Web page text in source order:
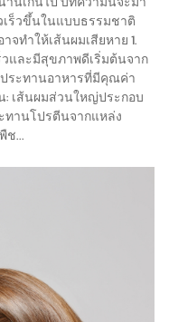
เร็วขึ้นในแบบธรรมชาติ
ทำให้เส้นผมเสียหาย 1.
และมีสุขภาพดีเริ่มต้นจาก
ระทานอาหารที่มีคุณค่า
เส้นผมส่วนใหญ่ประกอบ
ทานโปรตีนจากแหล่ง
ช...